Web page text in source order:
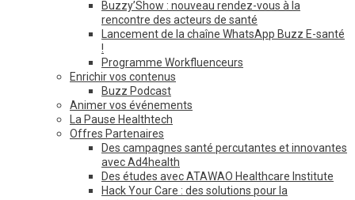
Buzzy’Show : nouveau rendez-vous à la
rencontre des acteurs de santé
Lancement de la chaîne WhatsApp Buzz E-santé
!
Programme Workfluenceurs
Enrichir vos contenus
Buzz Podcast
Animer vos événements
La Pause Healthtech
Offres Partenaires
Des campagnes santé percutantes et innovantes
avec Ad4health
Des études avec ATAWAO Healthcare Institute
Hack Your Care : des solutions pour la